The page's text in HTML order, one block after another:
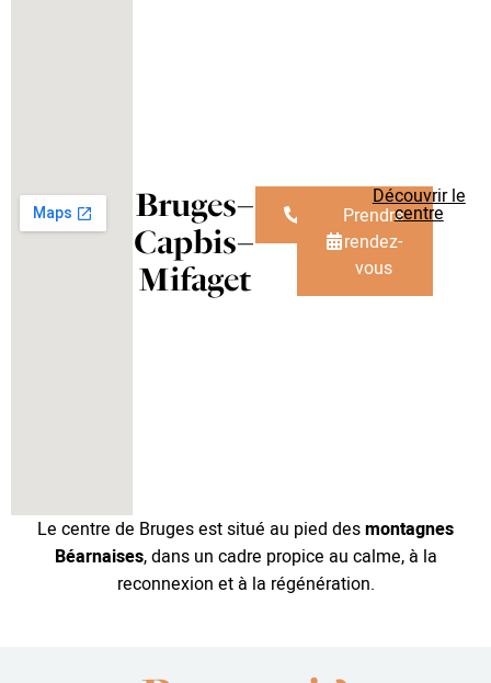
Bruges–
Capbis–
Mifaget
Téléphone
Prendre
rendez-
vous
Découvrir le
centre
Le centre de Bruges est situé au pied desmontagnes
Béarnaises, dans un cadre propice au calme, à la
reconnexion et à la régénération.